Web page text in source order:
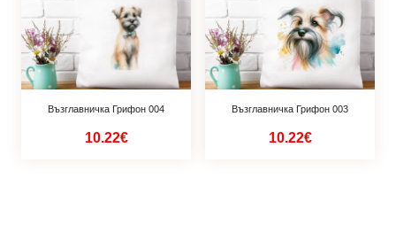
Възглавничка Грифон 004
10.22€
Възглавничка Грифон 003
10.22€